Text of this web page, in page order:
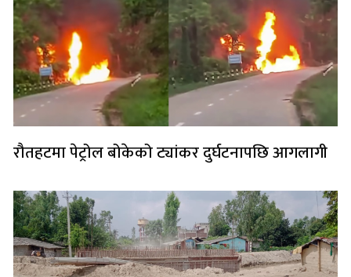
रौतहटमा पेट्रोल बोकेको ट्यांकर दुर्घटनापछि आगलागी